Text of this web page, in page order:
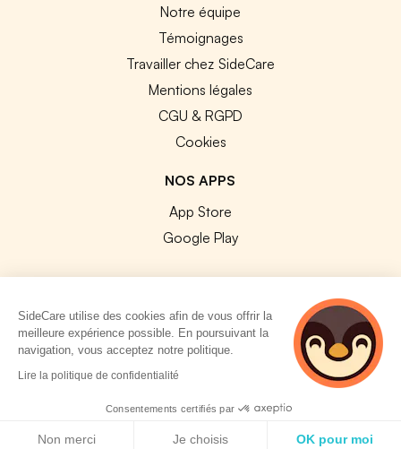
Notre équipe
Témoignages
Travailler chez SideCare
Mentions légales
CGU & RGPD
Cookies
NOS APPS
App Store
Google Play
© 2026 SideCare. Tous droits réservés.
SideCare utilise des cookies afin de vous offrir la
meilleure expérience possible. En poursuivant la
navigation, vous acceptez notre politique.
Lire la politique de confidentialité
Consentements certifiés par
Non merci Je choisis OK pour moi
4 personnes
consultent
actuellement cette